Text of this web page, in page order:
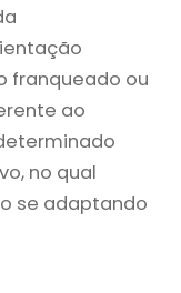
franqueado ou
ao
no qual
se adaptando